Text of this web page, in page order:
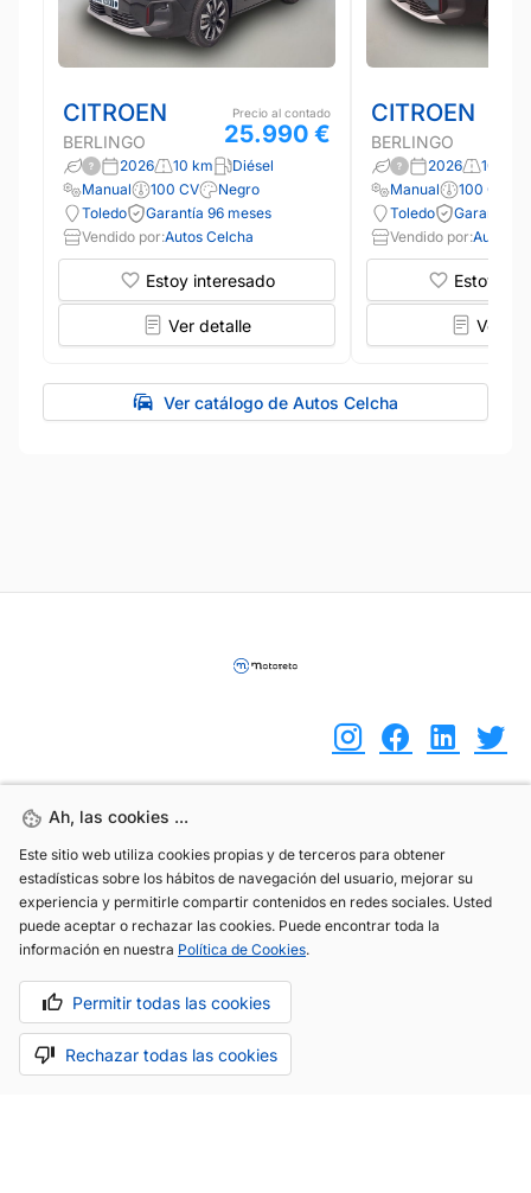
CITROEN
BERLINGO
Precio al contado
25.990 €
2026 10 km
Diésel
Manual
100 CV
Negro
Toledo
Garantía 96 meses
Vendido por:Autos Celcha
Estoy interesado
Ver detalle
CITROEN
BERLINGO
2026
10 km
Manual
100 CV
Toledo
Garantía
Vendido por:Autos
Estoy
Ver
Ver catálogo de Autos Celcha
Ah, las cookies ...
Este sitio web utiliza cookies propias y de terceros para obtener
estadísticas sobre los hábitos de navegación del usuario, mejorar su
experiencia y permitirle compartir contenidos en redes sociales. Usted
puede aceptar o rechazar las cookies. Puede encontrar toda la
información en nuestra Política de Cookies.
Permitir todas las cookies
Rechazar todas las cookies
Ah, las cookies ...
Este sitio web utiliza cookies propias y de terceros para obtener
estadísticas sobre los hábitos de navegación del usuario, mejorar su
experiencia y permitirle compartir contenidos en redes sociales. Usted
puede aceptar o rechazar las cookies. Puede encontrar toda la
información en nuestra Política de Cookies.
Permitir todas las cookies
Rechazar todas las cookies
info@motoreto.com
Aviso legal Política de cookies